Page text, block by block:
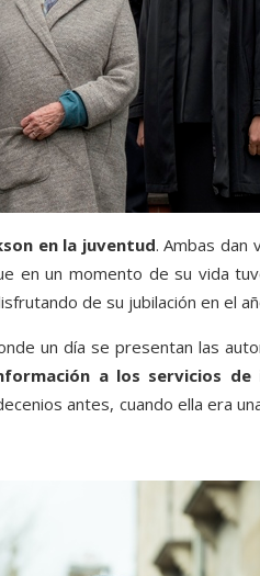
en la juventud. Ambas dan
en un momento de su vida
de su jubilación en el
un día se presentan las
a los servicios de
antes, cuando ella era